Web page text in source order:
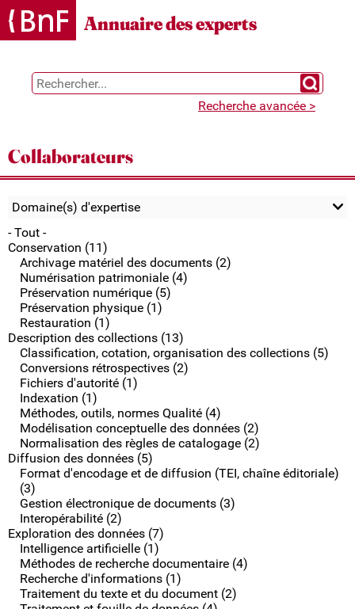
Gestion des cookies
Annuaire des experts
Chercher
Recherche avancée >
Collaborateurs
Domaine(s) d'expertise
- Tout -
Conservation (11)
Archivage matériel des documents (2)
Numérisation patrimoniale (4)
Préservation numérique (5)
Préservation physique (1)
Restauration (1)
Description des collections (13)
Classification, cotation, organisation des collections (5)
Conversions rétrospectives (2)
Fichiers d'autorité (1)
Indexation (1)
Méthodes, outils, normes Qualité (4)
Modélisation conceptuelle des données (2)
Normalisation des règles de catalogage (2)
Diffusion des données (5)
Format d'encodage et de diffusion (TEI, chaîne éditoriale)
(3)
Gestion électronique de documents (3)
Interopérabilité (2)
Exploration des données (7)
Intelligence artificielle (1)
Méthodes de recherche documentaire (4)
Recherche d'informations (1)
Traitement du texte et du document (2)